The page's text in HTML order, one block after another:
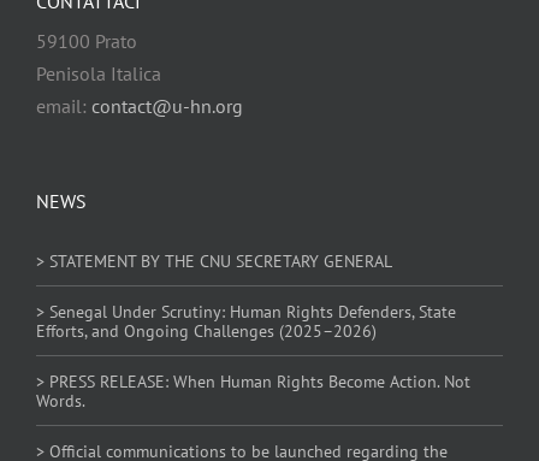
NEWS
> STATEMENT BY THE CNU SECRETARY GENERAL
> Senegal Under Scrutiny: Human Rights Defenders, State
Efforts, and Ongoing Challenges (2025–2026)
> PRESS RELEASE: When Human Rights Become Action. Not
Words.
> Official communications to be launched regarding the
59100 Prato
Penisola Italica
email: contact@u-hn.org